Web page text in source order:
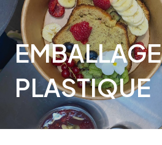
EMBALLAGE
PLASTIQUE